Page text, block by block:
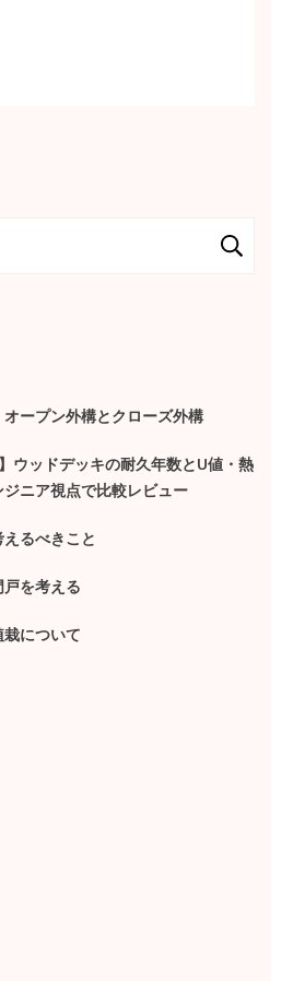
オープン外構とクローズ外構
ウッドデッキの耐久年数とU値・熱
ニア視点で比較レビュー
るべきこと
を考える
について